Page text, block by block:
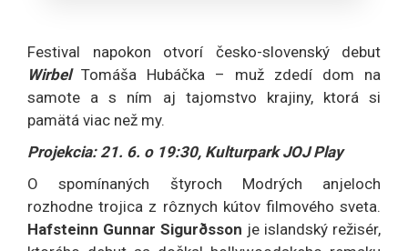
Festival napokon otvorí česko-slovenský debut
Wirbel Tomáša Hubáčka – muž zdedí dom na
samote a s ním aj tajomstvo krajiny, ktorá si
pamätá viac než my.
Projekcia: 21. 6. o 19:30, Kulturpark JOJ Play
O spomínaných štyroch Modrých anjeloch
rozhodne trojica z rôznych kútov filmového sveta.
Hafsteinn Gunnar Sigurðsson je islandský režisér,